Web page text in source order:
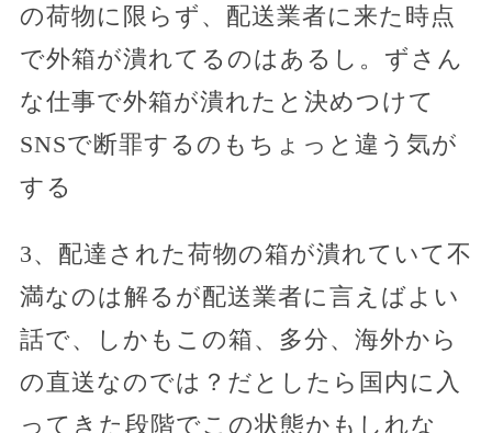
の荷物に限らず、配送業者に来た時点
で外箱が潰れてるのはあるし。ずさん
な仕事で外箱が潰れたと決めつけて
SNSで断罪するのもちょっと違う気が
する
3、配達された荷物の箱が潰れていて不
満なのは解るが配送業者に言えばよい
話で、しかもこの箱、多分、海外から
の直送なのでは？だとしたら国内に入
ってきた段階でこの状態かもしれな